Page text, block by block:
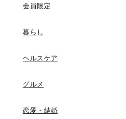
会員限定
暮らし
ヘルスケア
グルメ
恋愛・結婚